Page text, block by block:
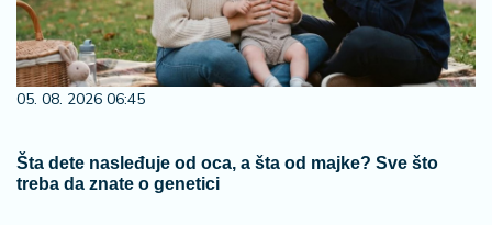
05. 08. 2026 06:45
Šta dete nasleđuje od oca, a šta od majke? Sve što
treba da znate o genetici